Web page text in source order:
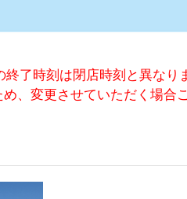
了時刻は閉店時刻と異なり
、変更させていただく場合